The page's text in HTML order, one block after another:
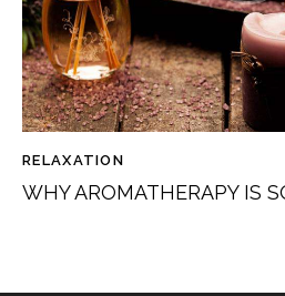
RELAXATION
WHY AROMATHERAPY IS